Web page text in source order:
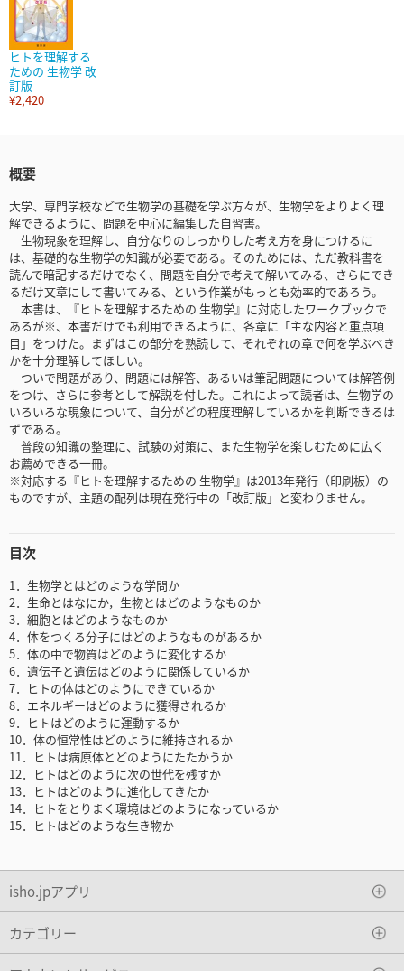
ヒトを理解する
ための 生物学 改
訂版
¥2,420
概要
大学、専門学校などで生物学の基礎を学ぶ方々が、生物学をよりよく理
解できるように、問題を中心に編集した自習書。
生物現象を理解し、自分なりのしっかりした考え方を身につけるに
は、基礎的な生物学の知識が必要である。そのためには、ただ教科書を
読んで暗記するだけでなく、問題を自分で考えて解いてみる、さらにでき
るだけ文章にして書いてみる、という作業がもっとも効率的であろう。
本書は、『ヒトを理解するための 生物学』に対応したワークブックで
あるが※、本書だけでも利用できるように、各章に「主な内容と重点項
目」をつけた。まずはこの部分を熟読して、それぞれの章で何を学ぶべき
かを十分理解してほしい。
ついで問題があり、問題には解答、あるいは筆記問題については解答例
をつけ、さらに参考として解説を付した。これによって読者は、生物学の
いろいろな現象について、自分がどの程度理解しているかを判断できるは
ずである。
普段の知識の整理に、試験の対策に、また生物学を楽しむために広く
お薦めできる一冊。
※対応する『ヒトを理解するための 生物学』は2013年発行（印刷板）の
ものですが、主題の配列は現在発行中の「改訂版」と変わりません。
目次
1．生物学とはどのような学問か
2．生命とはなにか，生物とはどのようなものか
3．細胞とはどのようなものか
4．体をつくる分子にはどのようなものがあるか
5．体の中で物質はどのように変化するか
6．遺伝子と遺伝はどのように関係しているか
7．ヒトの体はどのようにできているか
8．エネルギーはどのように獲得されるか
9．ヒトはどのように運動するか
10．体の恒常性はどのように維持されるか
11．ヒトは病原体とどのようにたたかうか
12．ヒトはどのように次の世代を残すか
13．ヒトはどのように進化してきたか
14．ヒトをとりまく環境はどのようになっているか
15．ヒトはどのような生き物か
isho.jpアプリ
カテゴリー